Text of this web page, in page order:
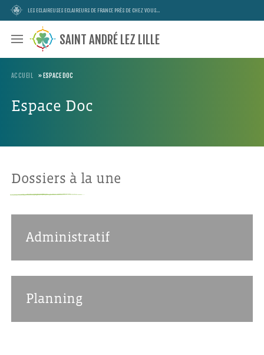
LES ECLAIREUSES ECLAIREURS DE FRANCE PRÈS DE CHEZ VOUS...
SAINT ANDRÉ LEZ LILLE
ACCUEIL » ESPACE DOC
Espace Doc
Dossiers à la une
Administratif
Planning